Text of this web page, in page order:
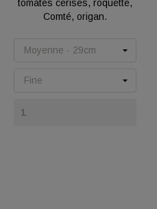
tomates cerises, roquette,
Comté, origan.